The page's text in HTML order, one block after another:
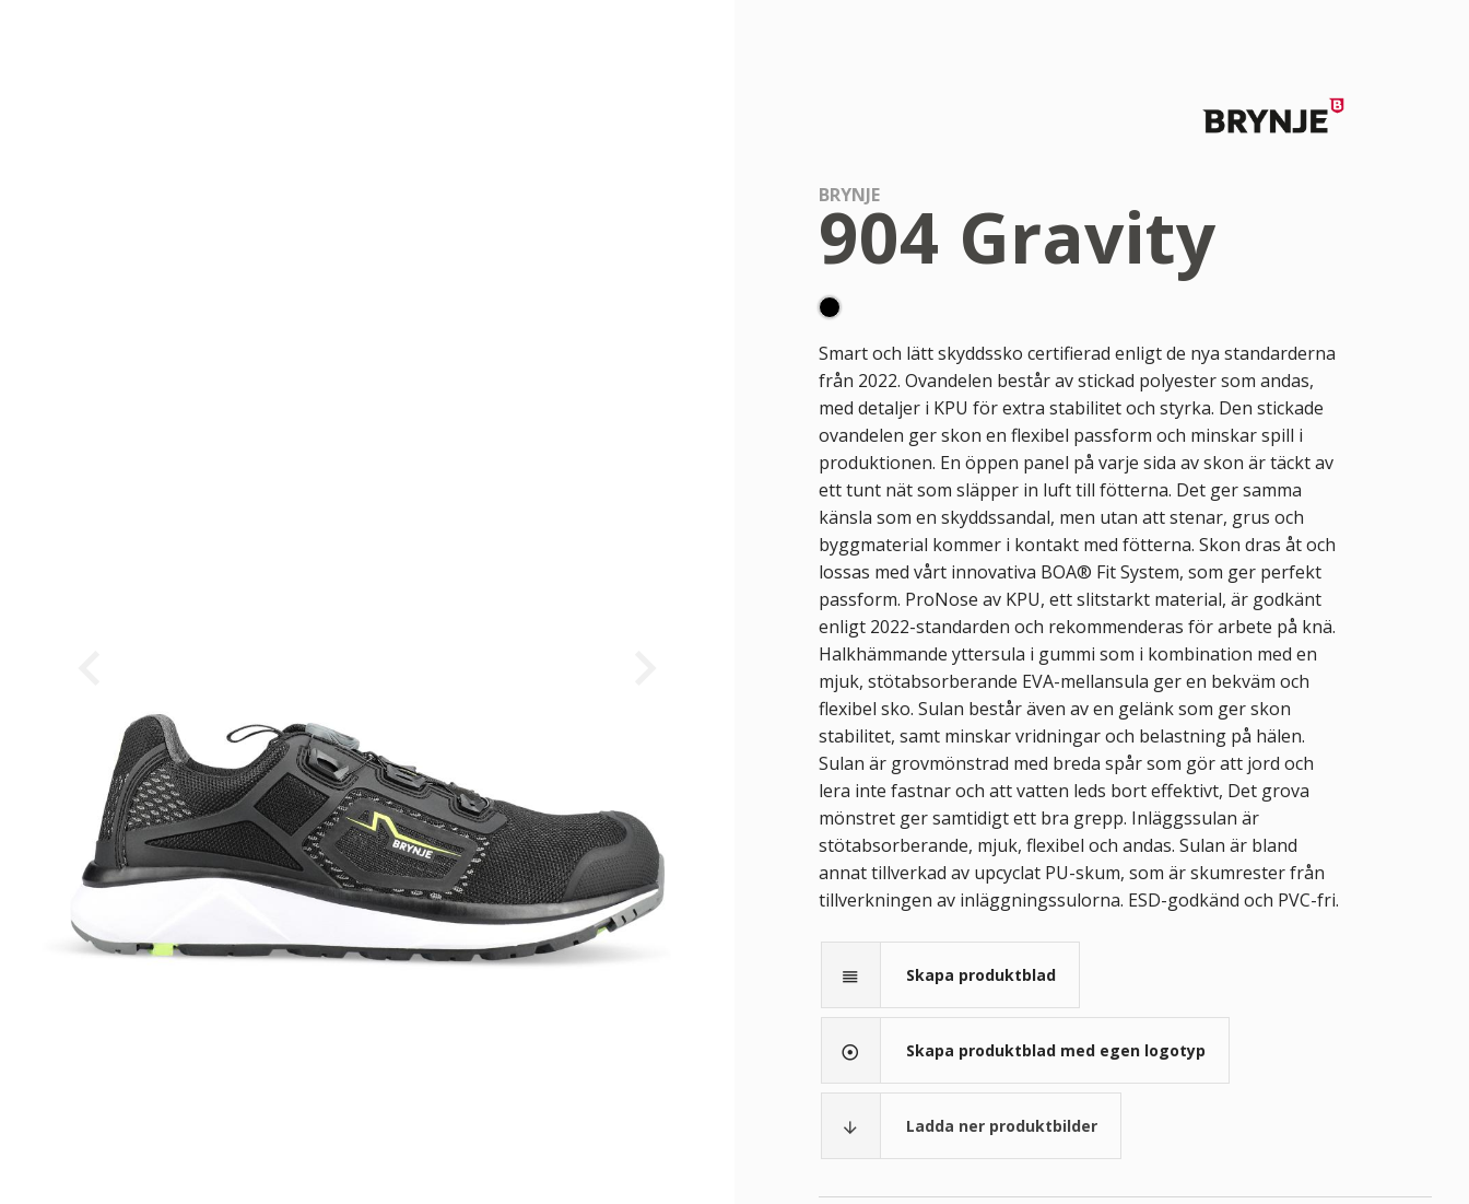
BRYNJE
904 Gravity
Smart och lätt skyddssko certifierad enligt de nya standarderna
från 2022. Ovandelen består av stickad polyester som andas,
med detaljer i KPU för extra stabilitet och styrka. Den stickade
ovandelen ger skon en flexibel passform och minskar spill i
produktionen. En öppen panel på varje sida av skon är täckt av
ett tunt nät som släpper in luft till fötterna. Det ger samma
känsla som en skyddssandal, men utan att stenar, grus och
byggmaterial kommer i kontakt med fötterna. Skon dras åt och
lossas med vårt innovativa BOA® Fit System, som ger perfekt
passform. ProNose av KPU, ett slitstarkt material, är godkänt
enligt 2022-standarden och rekommenderas för arbete på knä.
Halkhämmande yttersula i gummi som i kombination med en
mjuk, stötabsorberande EVA-mellansula ger en bekväm och
flexibel sko. Sulan består även av en gelänk som ger skon
stabilitet, samt minskar vridningar och belastning på hälen.
Sulan är grovmönstrad med breda spår som gör att jord och
lera inte fastnar och att vatten leds bort effektivt, Det grova
mönstret ger samtidigt ett bra grepp. Inläggssulan är
stötabsorberande, mjuk, flexibel och andas. Sulan är bland
annat tillverkad av upcyclat PU-skum, som är skumrester från
tillverkningen av inläggningssulorna. ESD-godkänd och PVC-fri.
reorder Skapa produktblad
adjust Skapa produktblad med egen logotyp
arrow_downward Ladda ner produktbilder